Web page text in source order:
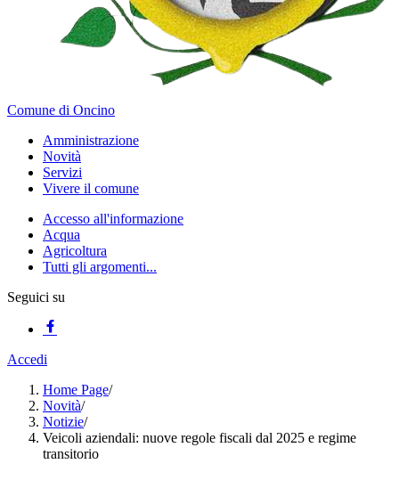
Comune di Oncino
Amministrazione
Novità
Servizi
Vivere il comune
Accesso all'informazione
Acqua
Agricoltura
Tutti gli argomenti...
Seguici su
Accedi
Home Page/
Novità/
Notizie/
Veicoli aziendali: nuove regole fiscali dal 2025 e regime
transitorio